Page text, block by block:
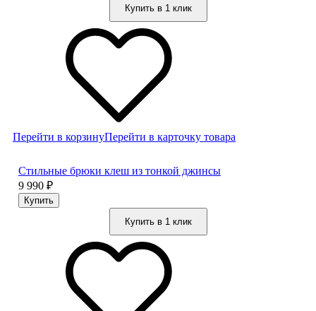
Купить в 1 клик
Перейти в корзинуПерейти в карточку товара
Стильные брюки клеш из тонкой джинсы
9 990 ₽
Купить в 1 клик